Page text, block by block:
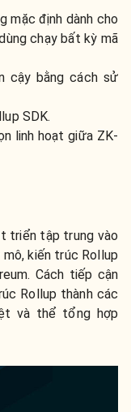
mặc định dành cho
chạy bất kỳ mã
cậy bằng cách sử
SDK.
linh hoạt giữa ZK-
triển tập trung vào
kiến trúc Rollup
Cách tiếp cận
Rollup thành các
và thể tổng hợp